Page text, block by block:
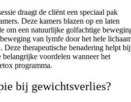
draagt de cliënt een speciaal pak
Deze kamers blazen op en laten
om een natuurlijke golfachtige
van lymfe door het hele
Deze therapeutische benadering helpt bij
voordelen wanneer het
programma.
bij gewichtsverlies?